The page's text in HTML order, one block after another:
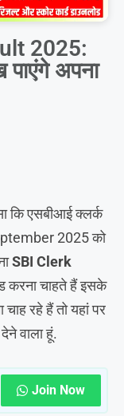
2025:
अपना
कि एसबीआई क्लर्क
2025 को
SBI Clerk
करना चाहते हैं इसके
रहे हैं तो यहां पर
वाला हूं.
Join Now